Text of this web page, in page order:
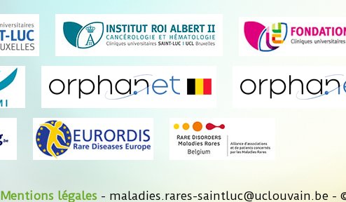
Mentions légales- maladies.rares-saintluc@uclouvain.be -